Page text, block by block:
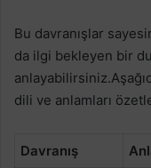
Bu davranışlar
da ilgi bekleyen bir
dili ve anlamları
Davranış